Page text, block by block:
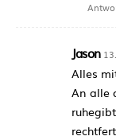
Jason
Alles
An alle